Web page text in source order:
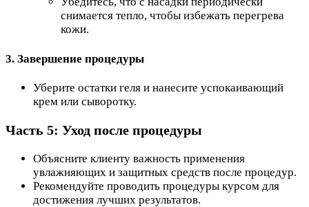
снимается тепло, чтобы избежать перегрева
кожи.
3. Завершение процедуры
Уберите остатки геля и нанесите успокаивающий
крем или сыворотку.
Часть 5: Уход после процедуры
Объясните клиенту важность применения
увлажняющих и защитных средств после процедур.
Рекомендуйте проводить процедуры курсом для
достижения лучших результатов.